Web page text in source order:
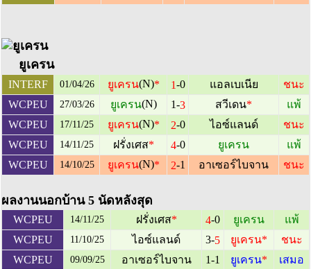
ยูเครน
INTERF 01/04/26 ยูเครน(N)* 1-0 แอลเบเนีย
ชนะ
WCPEU
27/03/26 ยูเครน(N) 1-3 สวีเดน*
แพ้
WCPEU
17/11/25 ยูเครน(N)* 2-0 ไอซ์แลนด์
ชนะ
WCPEU
14/11/25 ฝรั่งเศส* 4-0 ยูเครน
แพ้
WCPEU
14/10/25 ยูเครน(N)* 2-1 อาเซอร์ไบจาน ชนะ
ผลงานนอกบ้าน 5 นัดหลังสุด
WCPEU 14/11/25 ฝรั่งเศส* 4-0 ยูเครน
แพ้
WCPEU
11/10/25 ไอซ์แลนด์ 3-5 ยูเครน*
ชนะ
WCPEU
09/09/25 อาเซอร์ไบจาน 1-1 ยูเครน*
เสมอ